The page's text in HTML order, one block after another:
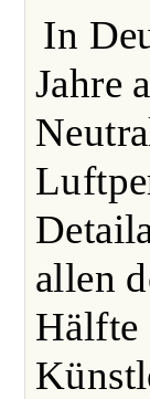
In
Jahre
allen
Hälfte